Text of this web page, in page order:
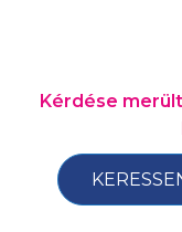
Kérdése